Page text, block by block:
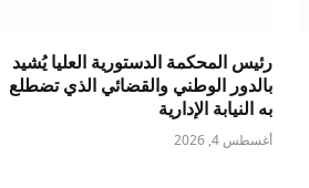
رئيس المحكمة الدستورية العليا يُشيد
بالدور الوطني والقضائي الذي تضطلع
به النيابة الإدارية
أغسطس 4, 2026